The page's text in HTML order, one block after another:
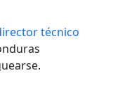
técnico